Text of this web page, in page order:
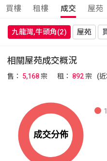
買樓 租樓 成交 屋苑
九龍灣,牛頭角(2) 屋苑
相關屋苑成交概況
售： 5,168 宗 租： 892 宗 (